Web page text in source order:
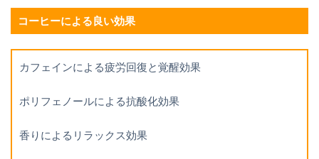
コーヒーによる良い効果
カフェインによる疲労回復と覚醒効果
ポリフェノールによる抗酸化効果
香りによるリラックス効果